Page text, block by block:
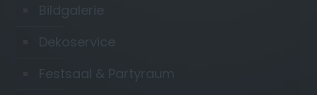
Bildgalerie
Dekoservice
Festsaal & Partyraum